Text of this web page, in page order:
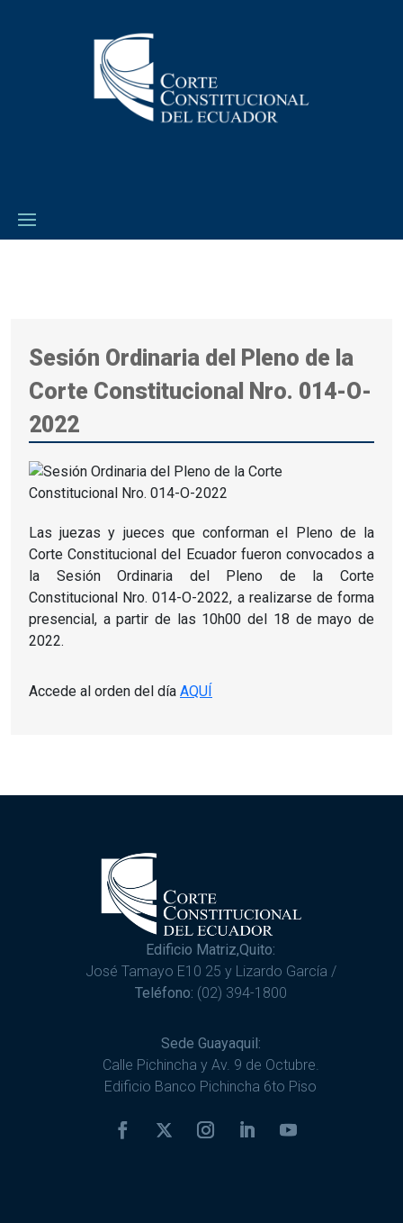
Sesión Ordinaria del Pleno de la
Corte Constitucional Nro. 014-O-
2022
Las juezas y jueces que conforman el Pleno de la
Corte Constitucional del Ecuador fueron convocados a
la Sesión Ordinaria del Pleno de la Corte
Constitucional Nro. 014-O-2022, a realizarse de forma
presencial, a partir de las 10h00 del 18 de mayo de
2022.
Accede al orden del día AQUÍ
Edificio Matriz,Quito:
José Tamayo E10 25 y Lizardo García /
Teléfono: (02) 394-1800
Sede Guayaquil:
Calle Pichincha y Av. 9 de Octubre.
Edificio Banco Pichincha 6to Piso